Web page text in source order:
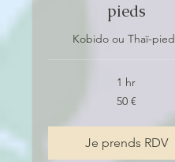
pieds
Kobido ou Thaï-
1 hr
50 €
Je prends RDV